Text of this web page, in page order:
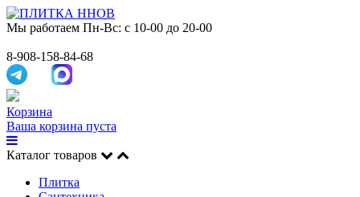
Мы работаем Пн-Вс: с 10-00 до 20-00
8-908-158-84-68
Корзина
Ваша корзина пуста
Каталог товаров
Плитка